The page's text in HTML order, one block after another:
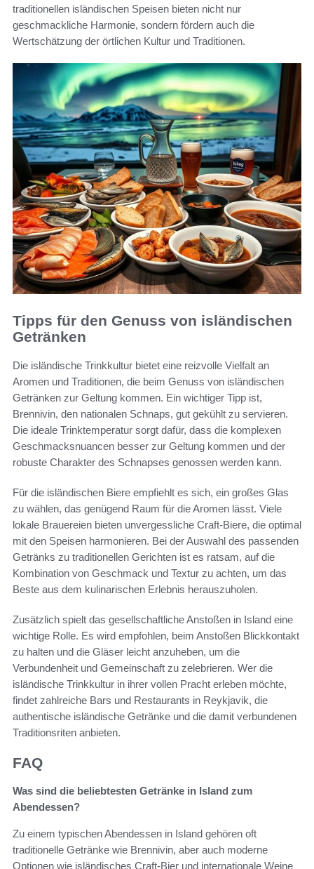
traditionellen isländischen Speisen bieten nicht nur
geschmackliche Harmonie, sondern fördern auch die
Wertschätzung der örtlichen Kultur und Traditionen.
Tipps für den Genuss von isländischen
Getränken
Die isländische Trinkkultur bietet eine reizvolle Vielfalt an
Aromen und Traditionen, die beim Genuss von isländischen
Getränken zur Geltung kommen. Ein wichtiger Tipp ist,
Brennivin, den nationalen Schnaps, gut gekühlt zu servieren.
Die ideale Trinktemperatur sorgt dafür, dass die komplexen
Geschmacksnuancen besser zur Geltung kommen und der
robuste Charakter des Schnapses genossen werden kann.
Für die isländischen Biere empfiehlt es sich, ein großes Glas
zu wählen, das genügend Raum für die Aromen lässt. Viele
lokale Brauereien bieten unvergessliche Craft-Biere, die optimal
mit den Speisen harmonieren. Bei der Auswahl des passenden
Getränks zu traditionellen Gerichten ist es ratsam, auf die
Kombination von Geschmack und Textur zu achten, um das
Beste aus dem kulinarischen Erlebnis herauszuholen.
Zusätzlich spielt das gesellschaftliche Anstoßen in Island eine
wichtige Rolle. Es wird empfohlen, beim Anstoßen Blickkontakt
zu halten und die Gläser leicht anzuheben, um die
Verbundenheit und Gemeinschaft zu zelebrieren. Wer die
isländische Trinkkultur in ihrer vollen Pracht erleben möchte,
findet zahlreiche Bars und Restaurants in Reykjavik, die
authentische isländische Getränke und die damit verbundenen
Traditionsriten anbieten.
FAQ
Was sind die beliebtesten Getränke in Island zum
Abendessen?
Zu einem typischen Abendessen in Island gehören oft
traditionelle Getränke wie Brennivin, aber auch moderne
Optionen wie isländisches Craft-Bier und internationale Weine